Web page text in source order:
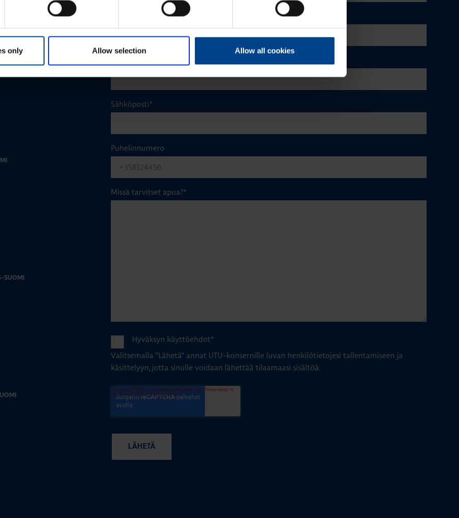
only Allow selection Allow all cookies
Otathan yhteyttä
SUOMI
Sähköposti*
Puhelinnumero
Missä tarvitset apua?*
Hyväksyn käyttöehdot*
Valitsemalla "Lähetä" annat UTU-konsernille luvan henkilötietojesi tallentamiseen ja
käsittelyyn, jotta sinulle voidaan lähettää tilaamaasi sisältöä.